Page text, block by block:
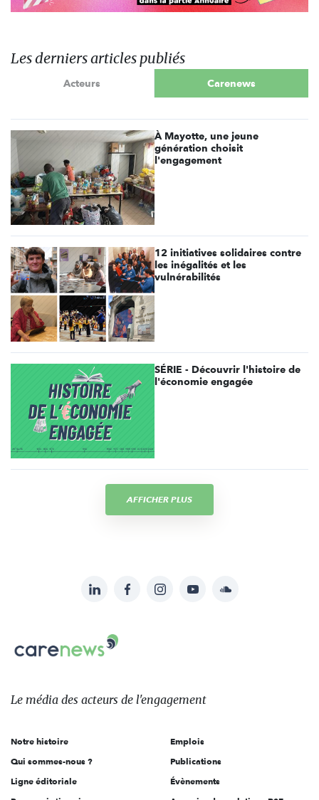
Les derniers articles publiés
Acteurs Carenews
À Mayotte, une jeune
génération choisit
l'engagement
12 initiatives solidaires contre
les inégalités et les
vulnérabilités
SÉRIE - Découvrir l'histoire de
l'économie engagée
AFFICHER PLUS
sur:
LinkedInFacebookInstagramYouTubeSoundcloud
Le
des
l'engagement
Le média des acteurs de l'engagement
Notre histoire
Qui sommes-nous ?
Ligne éditoriale
Emplois
Publications
Évènements